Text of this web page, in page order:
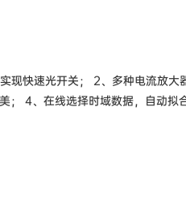
现快速光开关； 2、多种电流放大
； 4、在线选择时域数据，自动